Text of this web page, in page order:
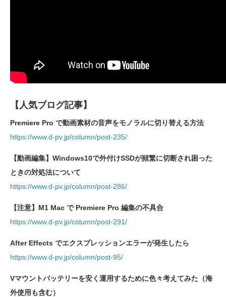
【人気ブログ記事】
Premiere Pro で動画素材の音声をモノラルに切り替える方法
https://www.d-pv.jp/column/post-235/
【動画編集】Windows10で外付けSSDが頻繁に切断され困った
ときの対処法について
https://www.d-pv.jp/column/post-286/
【注意】M1 Mac で Premiere Pro 編集の不具合
https://www.d-pv.jp/column/post-291/
After Effects でエクスプレッションエラーが発生したら
https://www.d-pv.jp/column/post-95/
Vマウントバッテリーを安く運用するために色々考えてみた（海
外使用も含む）